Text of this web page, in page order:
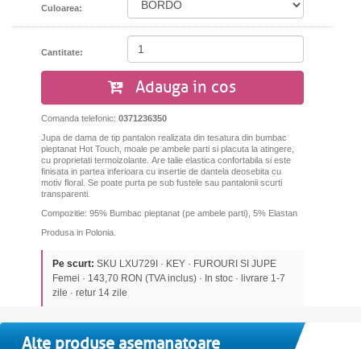
Culoarea:
Cantitate:
Adauga in cos
Comanda telefonic: 0371236350
Jupa de dama de tip pantalon realizata din tesatura din bumbac
pieptanat Hot Touch, moale pe ambele parti si placuta la atingere,
cu proprietati termoizolante. Are talie elastica confortabila si este
finisata in partea inferioara cu insertie de dantela deosebita cu
motiv floral. Se poate purta pe sub fustele sau pantalonii scurti
transparenti.
Compozitie: 95% Bumbac pieptanat (pe ambele parti), 5% Elastan
Produsa in Polonia.
Pe scurt: SKU LXU729I · KEY · FUROURI SI JUPE
Femei · 143,70 RON (TVA inclus) · In stoc · livrare 1-7
zile · retur 14 zile
Alte produse asemanatoare